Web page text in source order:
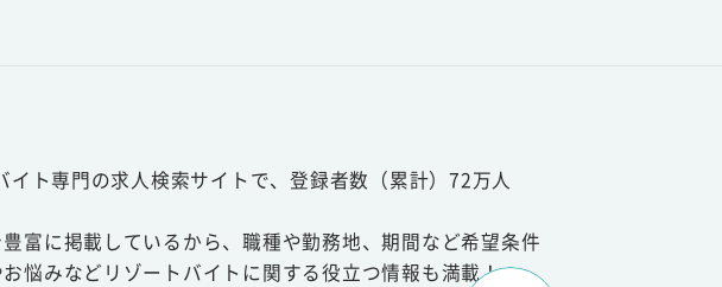
ト専門の求人検索サイトで、登録者数（累計）72万人
富に掲載しているから、職種や勤務地、期間など希望条件
悩みなどリゾートバイトに関する役立つ情報も満載！